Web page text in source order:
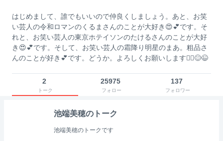
はじめまして、誰でもいいので仲良くしましょう。あと、お笑
い芸人の令和ロマンのくるまさんのことが大好き😍💕です。そ
れと、お笑い芸人の東京ホテイソンのたけるさんのことが大好
き😍💕です。そして、お笑い芸人の霜降り明星のまあ。粗品さ
んのことが好き💕です。どうか。よろしくお願いします🙇‍♀️😊😉
2
トーク
25975
フォロー
137
フォロワー
池端美穂のトーク
池端美穂のトークです